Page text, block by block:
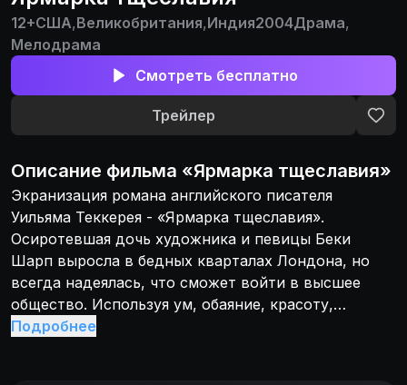
12+США,Великобритания,Индия2004Драма,
Мелодрама
Смотреть бесплатно
Трейлер
Описание фильма «Ярмарка тщеславия»
Экранизация романа английского писателя
Уильяма Теккерея - «Ярмарка тщеславия».
Осиротевшая дочь художника и певицы Беки
Шарп выросла в бедных кварталах Лондона, но
всегда надеялась, что сможет войти в высшее
общество. Используя ум, обаяние, красоту,
хорошее воспитание, Беки начинает восходить по
Подробнее